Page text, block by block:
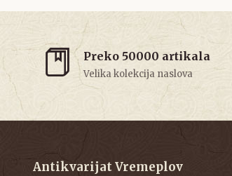
Preko 50000 artikala
Velika kolekcija naslova
Antikvarijat Vremeplov